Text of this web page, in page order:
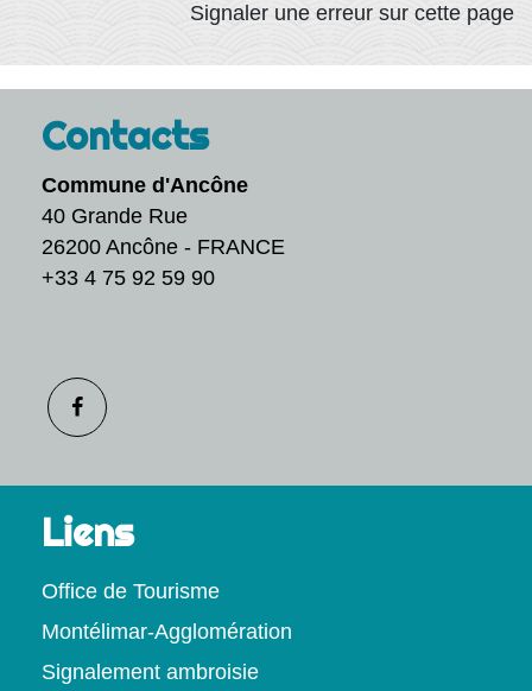
Signaler une erreur sur cette page
Contacts
Commune d'Ancône
40 Grande Rue
26200 Ancône - FRANCE
+33 4 75 92 59 90
Liens
Office de Tourisme
Montélimar-Agglomération
Signalement ambroisie